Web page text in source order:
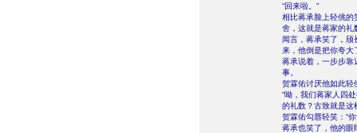
“回来啦。”
相比蒋承脸上轻佻的
舍，这就是蒋家的礼
闻言，蒋承笑了，颀
来，他倒是把你夸大
蒋承说着，一步步靠
事。
贺霖佑讨厌他如此轻
“呦，我们蒋家人四
的礼数？古致就是这
贺霖佑勾唇轻笑：“
蒋承也笑了，他的眼